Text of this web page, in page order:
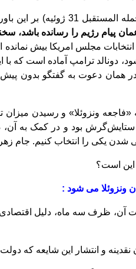
31 ﮊوئیه) بر این
پیام رﮊیم را رسانده باشد،
مجلس امریکا بیش نمانده
دونالد ترامپ آماده است که با
در همان دعوت به گفتگو بدون
«فاجعه ونزوئلا» و رسیدن
ستایشگرش بود و در کمک به آن،
شدن یکی را انتخاب کنیم. جام
است؟
ونزوئلا می شود :